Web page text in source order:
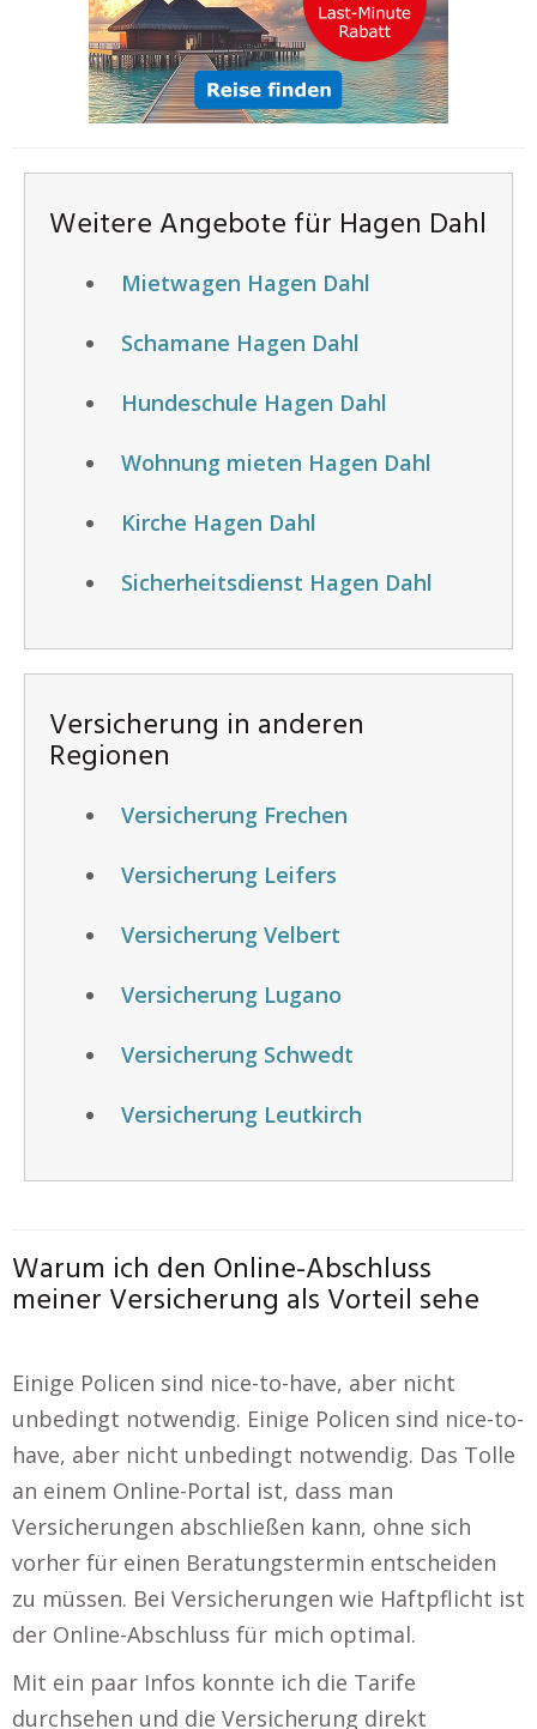
Weitere Angebote für Hagen Dahl
Mietwagen Hagen Dahl
Schamane Hagen Dahl
Hundeschule Hagen Dahl
Wohnung mieten Hagen Dahl
Kirche Hagen Dahl
Sicherheitsdienst Hagen Dahl
Versicherung in anderen
Regionen
Versicherung Frechen
Versicherung Leifers
Versicherung Velbert
Versicherung Lugano
Versicherung Schwedt
Versicherung Leutkirch
Warum ich den Online-Abschluss
meiner Versicherung als Vorteil sehe
Einige Policen sind nice-to-have, aber nicht
unbedingt notwendig. Einige Policen sind nice-to-
have, aber nicht unbedingt notwendig. Das Tolle
an einem Online-Portal ist, dass man
Versicherungen abschließen kann, ohne sich
vorher für einen Beratungstermin entscheiden
zu müssen. Bei Versicherungen wie Haftpflicht ist
der Online-Abschluss für mich optimal.
Mit ein paar Infos konnte ich die Tarife
durchsehen und die Versicherung direkt